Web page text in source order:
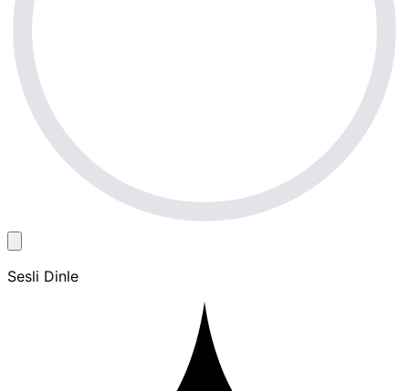
Sesli Dinle